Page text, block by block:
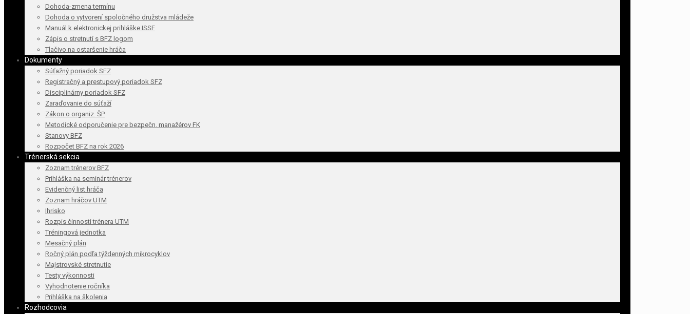
Dohoda-zmena termínu
Dohoda o vytvorení spoločného družstva mládeže
Manuál k elektronickej prihláške ISSF
Zápis o stretnutí s BFZ logom
Tlačivo na ostaršenie hráča
Dokumenty
Súťažný poriadok SFZ
Registračný a prestupový poriadok SFZ
Disciplinárny poriadok SFZ
Zaraďovanie do súťaží
Zákon o organiz. ŠP
Metodické odporučenie pre bezpečn. manažérov FK
Stanovy BFZ
Rozpočet BFZ na rok 2026
Trénerská sekcia
Zoznam trénerov BFZ
Prihláška na seminár trénerov
Evidenčný list hráča
Zoznam hráčov UTM
Ihrisko
Rozpis činnosti trénera UTM
Tréningová jednotka
Mesačný plán
Ročný plán podľa týždenných mikrocyklov
Majstrovské stretnutie
Testy výkonnosti
Vyhodnotenie ročníka
Prihláška na školenia
Rozhodcovia